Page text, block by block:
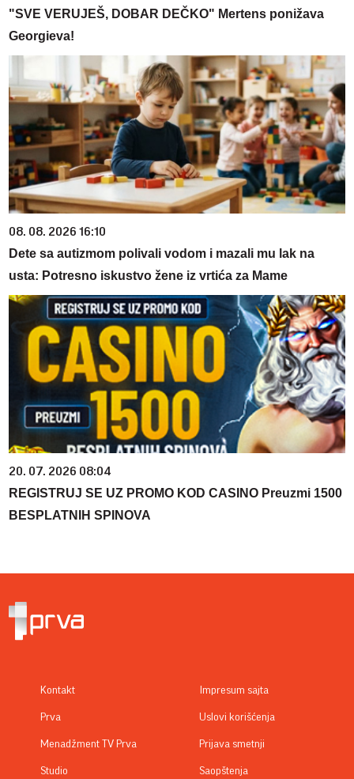
"SVE VERUJEŠ, DOBAR DEČKO" Mertens ponižava
Georgieva!
08. 08. 2026 16:10
Dete sa autizmom polivali vodom i mazali mu lak na
usta: Potresno iskustvo žene iz vrtića za Mame
20. 07. 2026 08:04
REGISTRUJ SE UZ PROMO KOD CASINO Preuzmi 1500
BESPLATNIH SPINOVA
Kontakt
Prva
Menadžment TV Prva
Studio
Impresum sajta
Uslovi korišćenja
Prijava smetnji
Saopštenja